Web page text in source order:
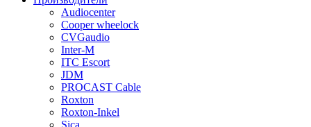
Audiocenter
Cooper wheelock
CVGaudio
Inter-M
ITC Escort
JDM
PROCAST Cable
Roxton
Roxton-Inkel
Sica